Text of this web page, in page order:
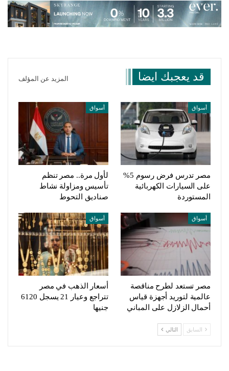
قد يعجبك ايضا المزيد عن المؤلف
أسواق
مصر تدرس فرض رسوم 5%
على السيارات الكهربائية
المستوردة
أسواق
لأول مرة.. مصر تنظم
تأسيس ومزاولة نشاط
صناديق التحوط
أسواق
مصر تستعد لطرح مناقصة
عالمية لتوريد أجهزة قياس
أحمال الزلازل على المباني
أسواق
أسعار الذهب في مصر
تتراجع وعيار 21 يسجل 6120
جنيها
السابق التالي